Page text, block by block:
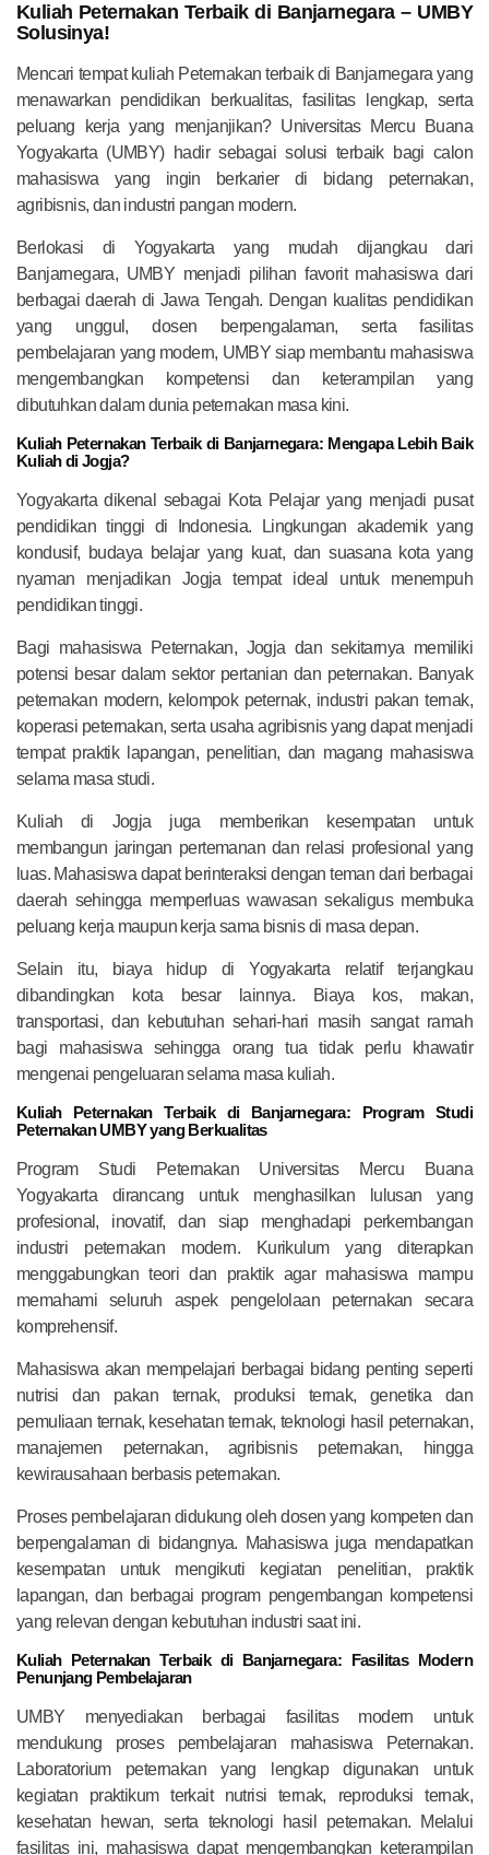
Kuliah Peternakan Terbaik di Banjarnegara – UMBY
Solusinya!
Mencari tempat kuliah Peternakan terbaik di Banjarnegara yang
menawarkan pendidikan berkualitas, fasilitas lengkap, serta
peluang kerja yang menjanjikan? Universitas Mercu Buana
Yogyakarta (UMBY) hadir sebagai solusi terbaik bagi calon
mahasiswa yang ingin berkarier di bidang peternakan,
agribisnis, dan industri pangan modern.
Berlokasi di Yogyakarta yang mudah dijangkau dari
Banjarnegara, UMBY menjadi pilihan favorit mahasiswa dari
berbagai daerah di Jawa Tengah. Dengan kualitas pendidikan
yang unggul, dosen berpengalaman, serta fasilitas
pembelajaran yang modern, UMBY siap membantu mahasiswa
mengembangkan kompetensi dan keterampilan yang
dibutuhkan dalam dunia peternakan masa kini.
Kuliah Peternakan Terbaik di Banjarnegara: Mengapa Lebih Baik
Kuliah di Jogja?
Yogyakarta dikenal sebagai Kota Pelajar yang menjadi pusat
pendidikan tinggi di Indonesia. Lingkungan akademik yang
kondusif, budaya belajar yang kuat, dan suasana kota yang
nyaman menjadikan Jogja tempat ideal untuk menempuh
pendidikan tinggi.
Bagi mahasiswa Peternakan, Jogja dan sekitarnya memiliki
potensi besar dalam sektor pertanian dan peternakan. Banyak
peternakan modern, kelompok peternak, industri pakan ternak,
koperasi peternakan, serta usaha agribisnis yang dapat menjadi
tempat praktik lapangan, penelitian, dan magang mahasiswa
selama masa studi.
Kuliah di Jogja juga memberikan kesempatan untuk
membangun jaringan pertemanan dan relasi profesional yang
luas. Mahasiswa dapat berinteraksi dengan teman dari berbagai
daerah sehingga memperluas wawasan sekaligus membuka
peluang kerja maupun kerja sama bisnis di masa depan.
Selain itu, biaya hidup di Yogyakarta relatif terjangkau
dibandingkan kota besar lainnya. Biaya kos, makan,
transportasi, dan kebutuhan sehari-hari masih sangat ramah
bagi mahasiswa sehingga orang tua tidak perlu khawatir
mengenai pengeluaran selama masa kuliah.
Kuliah Peternakan Terbaik di Banjarnegara: Program Studi
Peternakan UMBY yang Berkualitas
Program Studi Peternakan Universitas Mercu Buana
Yogyakarta dirancang untuk menghasilkan lulusan yang
profesional, inovatif, dan siap menghadapi perkembangan
industri peternakan modern. Kurikulum yang diterapkan
menggabungkan teori dan praktik agar mahasiswa mampu
memahami seluruh aspek pengelolaan peternakan secara
komprehensif.
Mahasiswa akan mempelajari berbagai bidang penting seperti
nutrisi dan pakan ternak, produksi ternak, genetika dan
pemuliaan ternak, kesehatan ternak, teknologi hasil peternakan,
manajemen peternakan, agribisnis peternakan, hingga
kewirausahaan berbasis peternakan.
Proses pembelajaran didukung oleh dosen yang kompeten dan
berpengalaman di bidangnya. Mahasiswa juga mendapatkan
kesempatan untuk mengikuti kegiatan penelitian, praktik
lapangan, dan berbagai program pengembangan kompetensi
yang relevan dengan kebutuhan industri saat ini.
Kuliah Peternakan Terbaik di Banjarnegara: Fasilitas Modern
Penunjang Pembelajaran
UMBY menyediakan berbagai fasilitas modern untuk
mendukung proses pembelajaran mahasiswa Peternakan.
Laboratorium peternakan yang lengkap digunakan untuk
kegiatan praktikum terkait nutrisi ternak, reproduksi ternak,
kesehatan hewan, serta teknologi hasil peternakan. Melalui
fasilitas ini, mahasiswa dapat mengembangkan keterampilan